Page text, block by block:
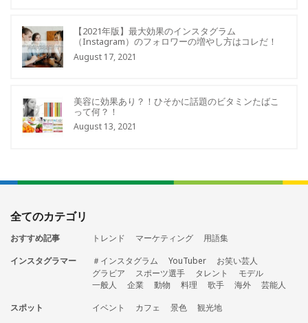
【2021年版】最大効果のインスタグラム
（Instagram）のフォロワーの増やし方はコレだ！
August 17, 2021
美容に効果あり？！ひそかに話題のビタミンたばこ
って何？！
August 13, 2021
全てのカテゴリ
おすすめ記事 トレンド マーケティング
用語集
インスタグラマー
＃インスタグラム YouTuber
お笑い芸人
グラビア
スポーツ選手 タレント
モデル
一般人
企業 動物 料理 歌手 海外
芸能人
スポット
イベント カフェ 景色
観光地